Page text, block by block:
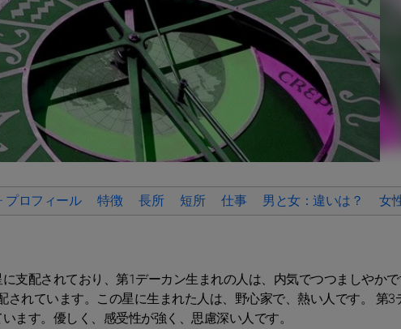
プロフィール 特徴 長所 短所 仕事 男と女：違いは？ 女
支配されており、第1デーカン生まれの人は、内気でつつましやか
れています。この星に生まれた人は、野心家で、熱い人です。 第3
ます。優しく、感受性が強く、思慮深い人です。